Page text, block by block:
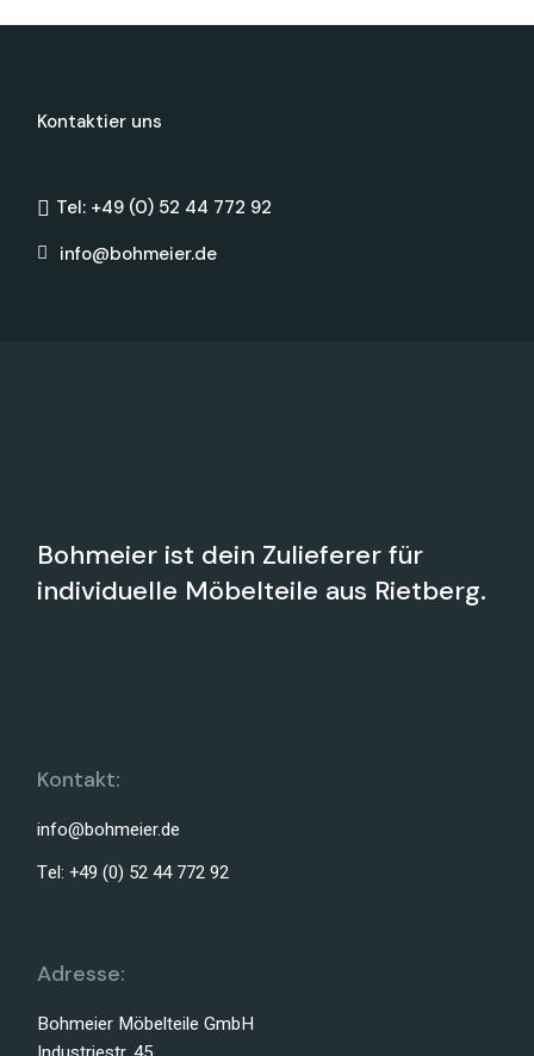
Kontaktier uns
Tel: +49 (0) 52 44 772 92
info@bohmeier.de
Bohmeier ist dein Zulieferer für
individuelle Möbelteile aus Rietberg.
Kontakt:
info@bohmeier.de
Tel: +49 (0) 52 44 772 92
Adresse:
Bohmeier Möbelteile GmbH